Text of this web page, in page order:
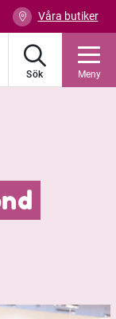
Våra butiker
Sök Meny